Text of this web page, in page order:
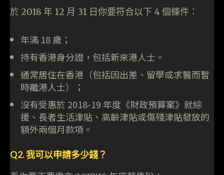
於 2018 年 12 月 31 日你要符合以下 4 個條件：
年滿 18 歲；
持有香港身分證，包括新來港人士。
通常居住在香港（包括因出差、留學或求醫而暫
時離港人士）；
沒有受惠於 2018-19 年度《財政預算案》就綜
援、長者生活津貼、高齡津貼或傷殘津貼發放的
額外兩個月款項。
Q2. 我可以申請多少錢？